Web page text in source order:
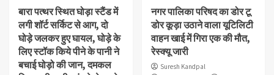
बारा पत्थर स्थित घोड़ा स्टैंड में
लगी शॉर्ट सर्किट से आग, दो
घोड़े जलकर हुए घायल, घोड़े के
लिए स्टॉक किये पीने के पानी ने
बचाई घोड़ो की जान, दमकल
नगर पालिका परिषद का डोर टू
डोर कूड़ा उठाने वाला यूटिलिटी
वाहन खाई में गिरा एक की मौत,
रेस्क्यू जारी
Suresh Kandpal